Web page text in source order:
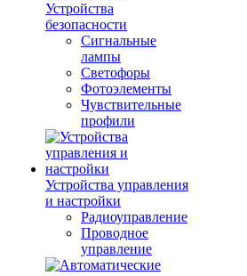
Устройства
безопасности
Сигнальные
лампы
Светофоры
Фотоэлементы
Чувствительные
профили
Устройства управления
и настройки
Радиоуправление
Проводное
управление